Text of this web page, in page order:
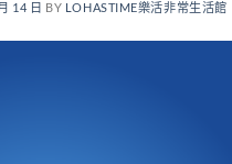
14 日 BY LOHASTIME樂活非常生活館